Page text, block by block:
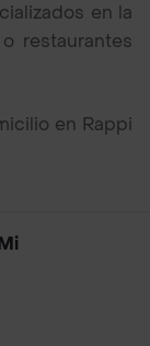
en la
restaurantes
en Rappi